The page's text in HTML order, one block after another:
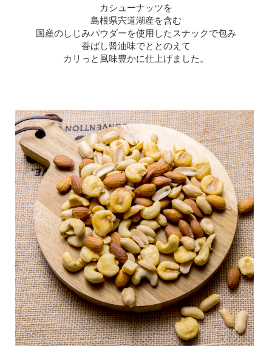
カシューナッツを
島根県宍道湖産を含む
国産のしじみパウダーを使用したスナックで包み
香ばし醤油味でととのえて
カリっと風味豊かに仕上げました。